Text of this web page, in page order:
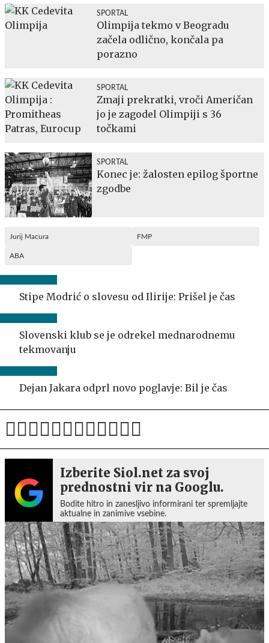
SPORTAL
Olimpija tekmo v Beogradu
začela odlično, končala pa
porazno
SPORTAL
Zmaji prekratki, vroči Američan
jo je zagodel Olimpiji s 36
točkami
SPORTAL
Konec je: žalosten epilog športne
zgodbe
Jurij Macura FMP
ABA
Stipe Modrić o slovesu od Ilirije: Prišel je čas
Slovenski klub se je odrekel mednarodnemu
tekmovanju
Dejan Jakara odprl novo poglavje: Bil je čas
Izberite Siol.net za svoj
prednostni vir na Googlu.
Bodite hitro in zanesljivo informirani ter spremljajte
aktualne in zanimive vsebine.